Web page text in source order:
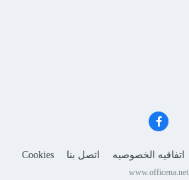
اتفاقيه الخصوصيه اتصل بنا Cookies
www.officena.net